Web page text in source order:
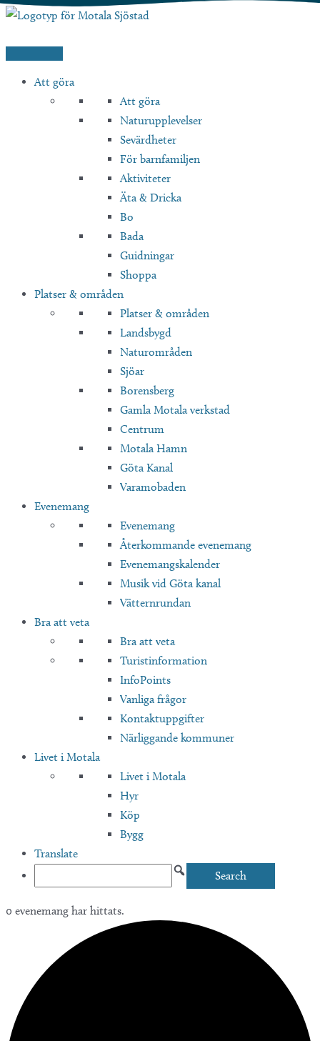
Hoppa
Att göra
Att göra
Naturupplevelser
Sevärdheter
För barnfamiljen
Aktiviteter
Äta & Dricka
Bo
Bada
Guidningar
Shoppa
Platser & områden
Platser & områden
Landsbygd
Naturområden
Sjöar
Borensberg
Gamla Motala verkstad
Centrum
Motala Hamn
Göta Kanal
Varamobaden
Evenemang
Evenemang
Återkommande evenemang
Evenemangskalender
Musik vid Göta kanal
Vätternrundan
Bra att veta
Bra att veta
Turistinformation
InfoPoints
Vanliga frågor
Kontaktuppgifter
Närliggande kommuner
Livet i Motala
Livet i Motala
Hyr
Köp
Bygg
Translate
0 evenemang har hittats.